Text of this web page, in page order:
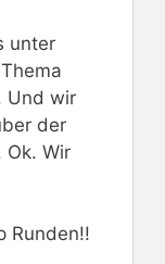
unter
Und wir
der
Ok. Wir
Runden!!